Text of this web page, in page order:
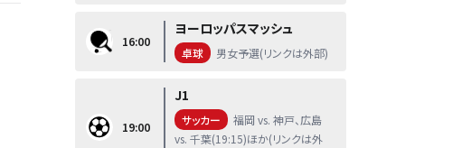
16:00
ヨーロッパスマッシュ
卓球 男女予選(リンクは外部)
19:00
J1
サッカー
福岡 vs. 神戸、広島
vs. 千葉(19:15)ほか(リンクは外